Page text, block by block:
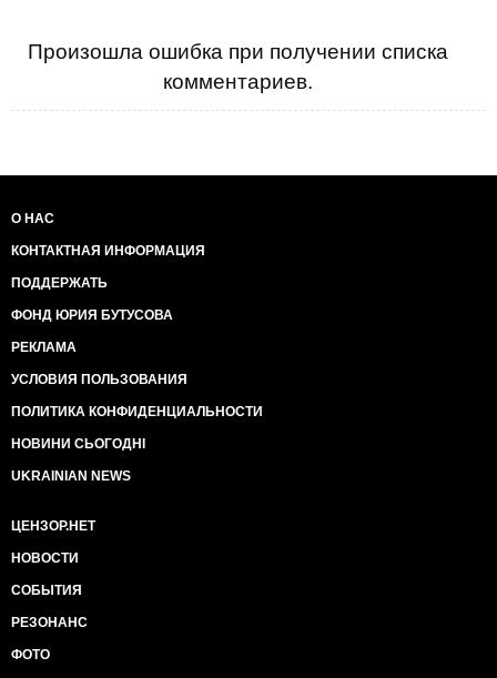
Произошла ошибка при получении списка
комментариев.
О НАС
КОНТАКТНАЯ ИНФОРМАЦИЯ
ПОДДЕРЖАТЬ
ФОНД ЮРИЯ БУТУСОВА
РЕКЛАМА
УСЛОВИЯ ПОЛЬЗОВАНИЯ
ПОЛИТИКА КОНФИДЕНЦИАЛЬНОСТИ
НОВИНИ СЬОГОДНІ
UKRAINIAN NEWS
ЦЕНЗОР.НЕТ
НОВОСТИ
СОБЫТИЯ
РЕЗОНАНС
ФОТО